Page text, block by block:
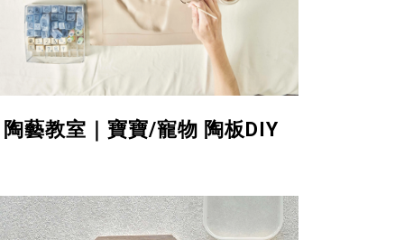
陶藝教室｜寶寶/寵物 陶板DIY